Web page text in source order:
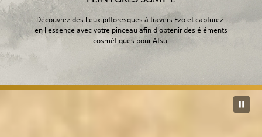
Découvrez des lieux pittoresques à travers Ezo et capturez-
en l'essence avec votre pinceau afin d'obtenir des éléments
cosmétiques pour Atsu.